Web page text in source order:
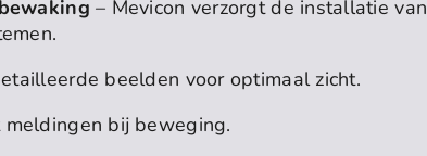
– Mevicon verzorgt de installatie van
beelden voor optimaal zicht.
bij beweging.